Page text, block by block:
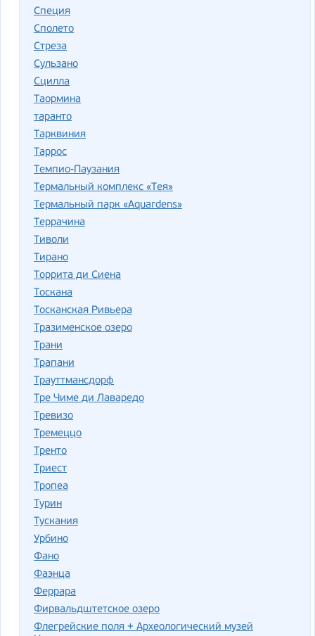
Специя
Сполето
Стреза
Сульзано
Сцилла
Таормина
таранто
Тарквиния
Таррос
Темпио-Паузания
Термальный комплекс «Тея»
Термальный парк «Aquardens»
Террачина
Тиволи
Тирано
Торрита ди Сиена
Тоскана
Тосканская Ривьера
Тразименское озеро
Трани
Трапани
Трауттмансдорф
Тре Чиме ди Лаваредо
Тревизо
Тремеццо
Тренто
Триест
Тропеа
Турин
Тускания
Урбино
Фано
Фаэнца
Феррара
Фирвальдштетское озеро
Флегрейские поля + Археологический музей